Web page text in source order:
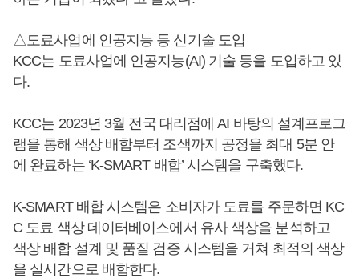
△도료사업에 인공지능 등 신기술 도입
KCC는 도료사업에 인공지능(AI) 기술 등을 도입하고 있
다.
KCC는 2023년 3월 전국 대리점에 AI 바탕의 설계프로그
램을 통해 색상 배합부터 조색까지 공정을 최대 5분 안
에 완료하는 ‘K-SMART 배합’ 시스템을 구축했다.
K-SMART 배합 시스템은 소비자가 도료를 주문하면 KC
C 도료 색상 데이터베이스에서 유사 색상을 분석하고
색상 배합 설계 및 품질 검증 시스템을 거쳐 최적의 색상
을 실시간으로 배합한다.